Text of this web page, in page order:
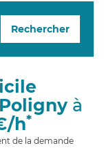
n
g
Rechercher
à
h*
de la demande